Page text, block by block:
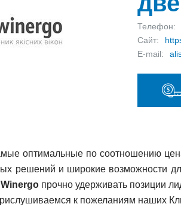
Телефон:
Сайт:
E-mail:
оптимальные по соотношению
решений и широкие возможности
Winergo прочно удерживать позиции
к пожеланиям наших